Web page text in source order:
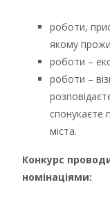
роботи,
якому
роботи –
роботи –
спонукаєте
міста.
Конкурс
номінаціями: